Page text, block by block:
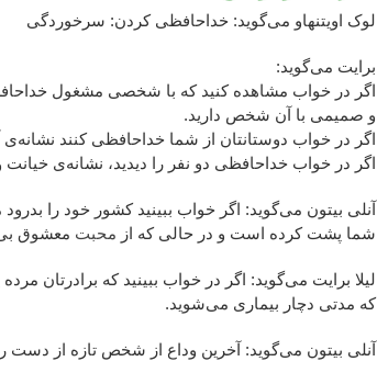
لوک اویتنهاو می‌گوید: خداحافظی کردن: سرخوردگی
برايت مى‌گويد:
اگر در خواب مشاهده كنيد كه با شخصى مشغول
و صميمى با آن شخص داريد.
اگر در خواب دوستانتان از شما خداحافظى كنند
اگر در خواب خداحافظى دو نفر را ديديد، نشانه‌ى
آنلی بیتون می‌گوید: اگر خواب ببینید کشور خود را بدرود
شما پشت کرده است و در حالی که از محبت معشوق بی
لیلا برایت می‌گوید: اگر در خواب ببینید که برادرتان
که مدتی دچار بیماری می‌شوید.
آنلی بیتون می‌گوید: آخرین وداع از شخص تازه از